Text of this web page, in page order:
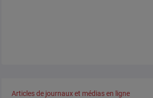
Articles de journaux et médias en ligne